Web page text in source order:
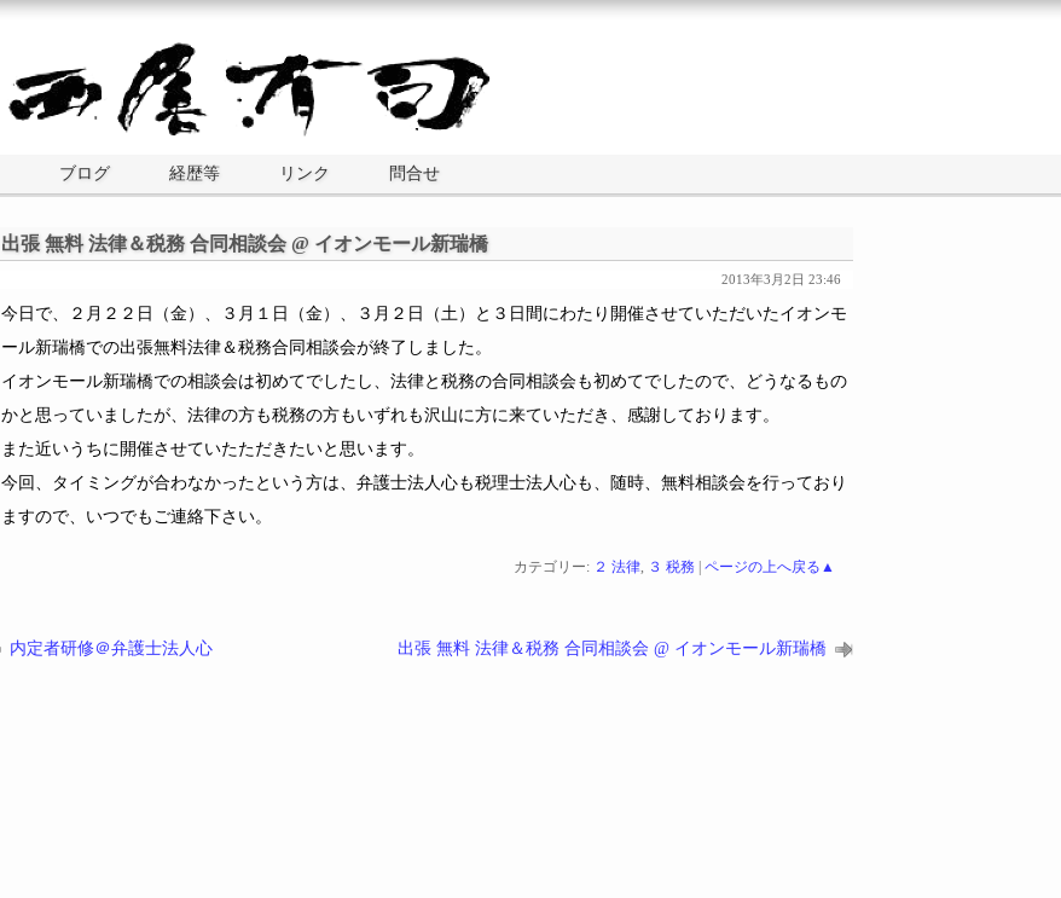
ブログ 経歴等 リンク 問合せ
出張 無料 法律＆税務 合同相談会 @ イオンモール新瑞橋
2013年3月2日 23:46
今日で、２月２２日（金）、３月１日（金）、３月２日（土）と３日間にわたり開催させていただいたイオンモ
ール新瑞橋での出張無料法律＆税務合同相談会が終了しました。
イオンモール新瑞橋での相談会は初めてでしたし、法律と税務の合同相談会も初めてでしたので、どうなるもの
かと思っていましたが、法律の方も税務の方もいずれも沢山に方に来ていただき、感謝しております。
また近いうちに開催させていたただきたいと思います。
今回、タイミングが合わなかったという方は、弁護士法人心も税理士法人心も、随時、無料相談会を行っており
ますので、いつでもご連絡下さい。
カテゴリー: ２ 法律, ３ 税務 ページの上へ戻る▲
内定者研修＠弁護士法人心 出張 無料 法律＆税務 合同相談会 @ イオンモール新瑞橋